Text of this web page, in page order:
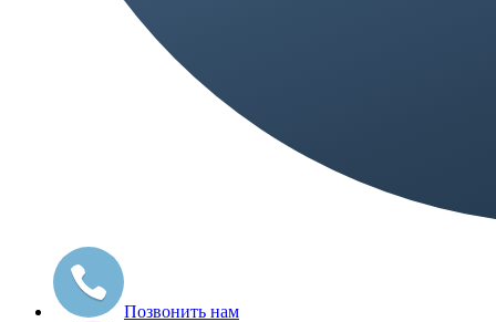
Позвонить нам